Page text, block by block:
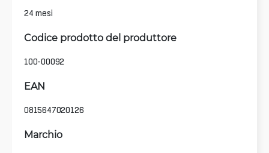
24 mesi
Codice prodotto del produttore
100-00092
EAN
0815647020126
Marchio